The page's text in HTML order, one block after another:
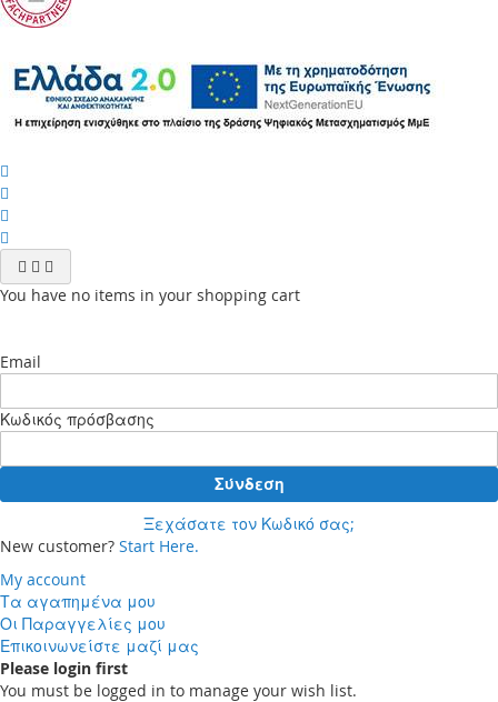
You have no items in your shopping cart
Email
Κωδικός πρόσβασης
Σύνδεση
Ξεχάσατε τον Κωδικό σας;
New customer? Start Here.
My account
Τα αγαπημένα μου
Οι Παραγγελίες μου
Επικοινωνείστε μαζί μας
Please login first
You must be logged in to manage your wish list.